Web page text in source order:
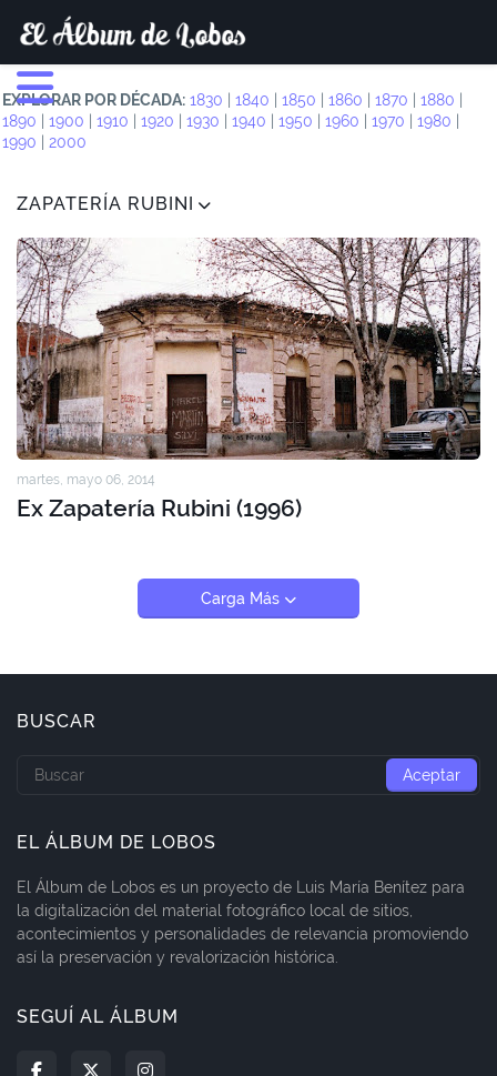
EXPLORAR POR DÉCADA: 1830 1840 1850 1860 1870 1880
1890
1900 1910 1920 1930 1940 1950 1960 1970 1980
1990
2000
ZAPATERÍA RUBINI
martes, mayo 06, 2014
Ex Zapatería Rubini (1996)
Carga Más
BUSCAR
EL ÁLBUM DE LOBOS
El Álbum de Lobos es un proyecto de Luis María Benítez para
la digitalización del material fotográfico local de sitios,
acontecimientos y personalidades de relevancia promoviendo
así la preservación y revalorización histórica.
SEGUÍ AL ÁLBUM